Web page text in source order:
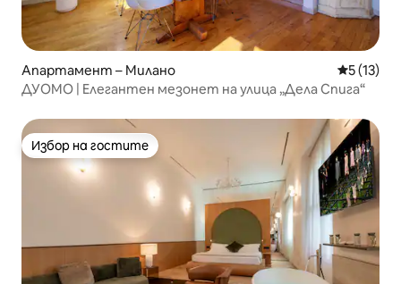
Апартамент – Милано Средна
5 (13)
ДУОМО | Елегантен мезонет на улица „Дела Спига“
Избор на гостите
Избор на гостите